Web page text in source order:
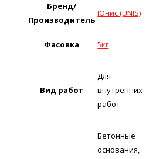
Бренд/
Производитель
Юнис (UNIS)
Фасовка 5кг
Вид работ
Для
внутренних
работ
Бетонные
основания,